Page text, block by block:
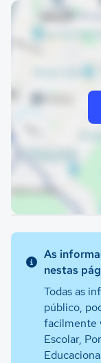
As
nestas
Todas as
público,
facilmente
Escolar,